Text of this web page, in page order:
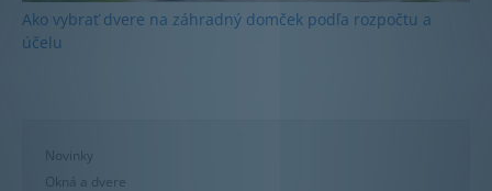
Ako vybrať dvere na záhradný domček podľa rozpočtu a
účelu
Novinky
Okná a dvere